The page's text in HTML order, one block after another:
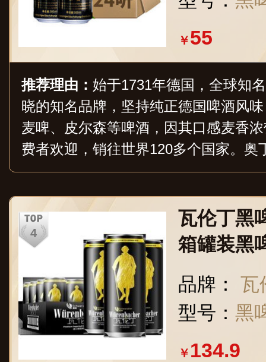
￥55
推荐理由： 始于1731年德国，全球知
晓的知名品牌，坚持纯正德国啤酒风
麦啤、皮尔森等啤酒，因其口感麦香
费者欢迎，销往世界120多个国家。奥
圳市奥丁格啤酒销售有限公司代理，
瓦伦丁黑
箱罐装黑
纯正德啤
品牌：
瓦
型号： 黑
￥ 134.9